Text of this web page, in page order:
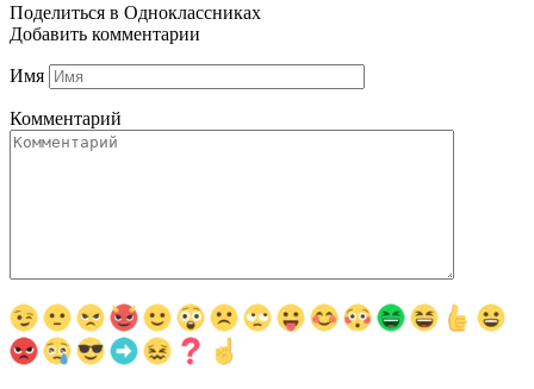
Поделиться в Одноклассниках
Добавить комментарии
Имя
Комментарий